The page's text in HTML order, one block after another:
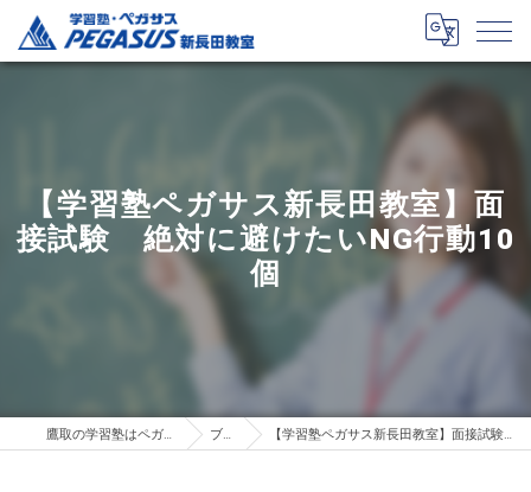
【学習塾ペガサス新長田教室】面
接試験 絶対に避けたいNG行動10
個
鷹取の学習塾はペガサス新長田教室 ブログ 【学習塾ペガサス新長田教室】面接試験 絶対に避けたいNG行動10個